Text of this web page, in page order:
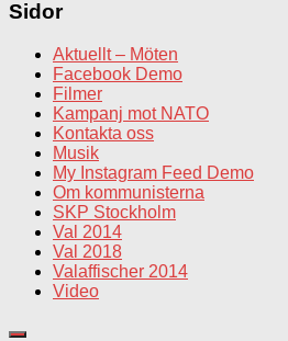
Sidor
Aktuellt – Möten
Facebook Demo
Filmer
Kampanj mot NATO
Kontakta oss
Musik
My Instagram Feed Demo
Om kommunisterna
SKP Stockholm
Val 2014
Val 2018
Valaffischer 2014
Video